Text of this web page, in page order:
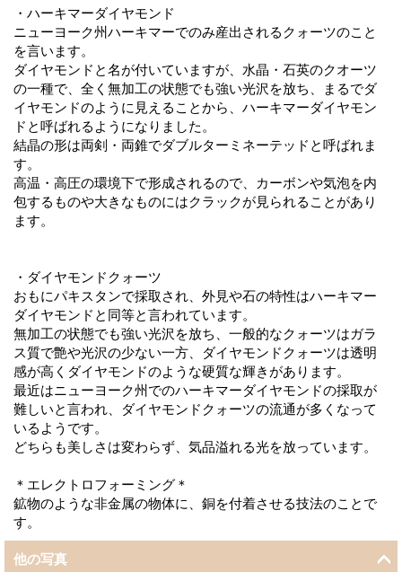
・ハーキマーダイヤモンド
ニューヨーク州ハーキマーでのみ産出されるクォーツのこと
を言います。
ダイヤモンドと名が付いていますが、水晶・石英のクオーツ
の一種で、全く無加工の状態でも強い光沢を放ち、まるでダ
イヤモンドのように見えることから、ハーキマーダイヤモン
ドと呼ばれるようになりました。
結晶の形は両剣・両錐でダブルターミネーテッドと呼ばれま
す。
高温・高圧の環境下で形成されるので、カーボンや気泡を内
包するものや大きなものにはクラックが見られることがあり
ます。
・ダイヤモンドクォーツ
おもにパキスタンで採取され、外見や石の特性はハーキマー
ダイヤモンドと同等と言われています。
無加工の状態でも強い光沢を放ち、一般的なクォーツはガラ
ス質で艶や光沢の少ない一方、ダイヤモンドクォーツは透明
感が高くダイヤモンドのような硬質な輝きがあります。
最近はニューヨーク州でのハーキマーダイヤモンドの採取が
難しいと言われ、ダイヤモンドクォーツの流通が多くなって
いるようです。
どちらも美しさは変わらず、気品溢れる光を放っています。
＊エレクトロフォーミング＊
鉱物のような非金属の物体に、銅を付着させる技法のことで
す。
他の写真